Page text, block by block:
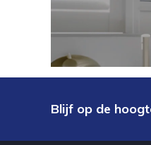
Blijf op de